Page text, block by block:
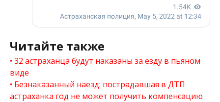
Читайте также
32 астраханца будут наказаны за езду в пьяном
виде
Безнаказанный наезд: пострадавшая в ДТП
астраханка год не может получить компенсацию